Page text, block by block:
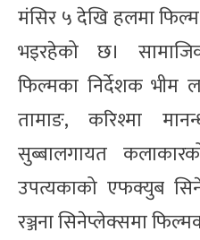
मंसिर ५ देखि हलमा फिल्म
भइरहेको छ।
फिल्मका निर्देशक भीम
तामाङ, करिश्मा
सुब्बालगायत
उपत्यकाको एफक्युब
रञ्जना सिनेप्लेक्समा